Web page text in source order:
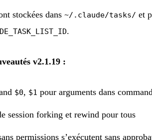
stockées dans ~/.claude/tasks/ et
.
v2.1.19 :
$0, $1 pour arguments dans
session forking et rewind pour tous
permissions s’exécutent sans